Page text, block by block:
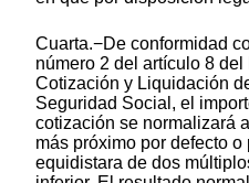
Cuarta.−De conformidad
número 2 del artículo 8
Cotización y Liquidación
Seguridad Social, el
cotización se normalizará
más próximo por defecto
equidistara de dos